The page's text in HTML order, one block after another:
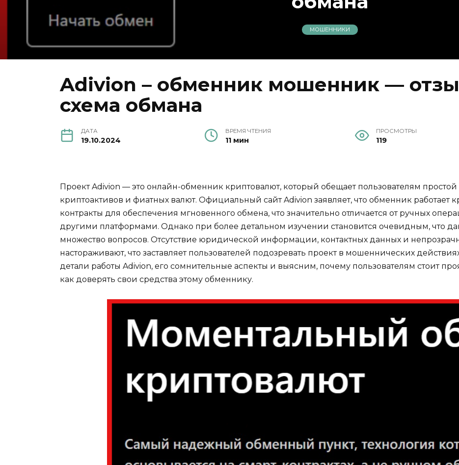
МОШЕННИКИ
Adivion – обменник мошенник —
схема обмана
ДАТА
19.10.2024
ВРЕМЯ ЧТЕНИЯ
11 мин
ПРОСМОТРЫ
119
Проект Adivion — это онлайн-обменник криптовалют, который обещает пользователям
криптоактивов и фиатных валют. Официальный сайт Adivion заявляет, что обменник работает
контракты для обеспечения мгновенного обмена, что значительно отличается от ручных
другими платформами. Однако при более детальном изучении становится очевидным, что
множество вопросов. Отсутствие юридической информации, контактных данных и
настораживают, что заставляет пользователей подозревать проект в мошеннических
детали работы Adivion, его сомнительные аспекты и выясним, почему пользователям стоит
как доверять свои средства этому обменнику.